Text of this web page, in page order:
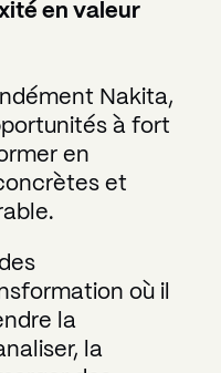
en valeur
Nakita,
à fort
en
et
où il
la
la